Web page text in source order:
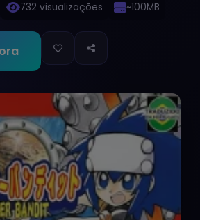
732 visualizações ~100MB